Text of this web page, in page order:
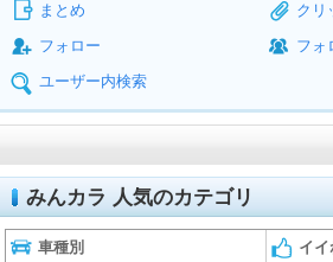
まとめ
クリ
フォロー
フォ
ユーザー内検索
みんカラ 人気のカテゴリ
車種別 イイ